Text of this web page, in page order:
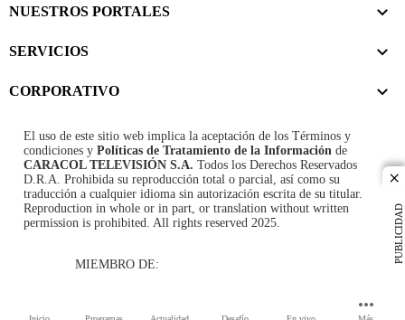
PUBLICIDAD
NUESTROS PORTALES
SERVICIOS
CORPORATIVO
El uso de este sitio web implica la aceptación de los Términos y
condiciones y Políticas de Tratamiento de la Información de
CARACOL TELEVISIÓN S.A. Todos los Derechos Reservados
D.R.A. Prohibida su reproducción total o parcial, así como su
traducción a cualquier idioma sin autorización escrita de su titular.
Reproduction in whole or in part, or translation without written
permission is prohibited. All rights reserved 2025.
MIEMBRO DE: